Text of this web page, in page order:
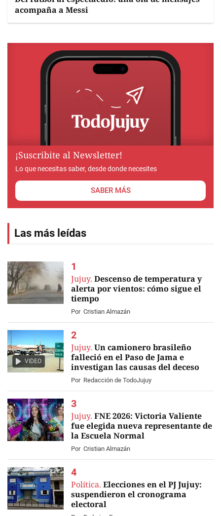
acompaña a Messi
¡Suscribite al Newsletter!
Lo que necesitas saber, desde donde necesites
SABER MÁS
Las más leídas
Jujuy. Descenso de temperatura y
alerta por vientos: cómo sigue el
tiempo
Por Cristian Almazán
VIDEO
Jujuy. Un camionero brasileño
falleció en el Paso de Jama e
investigan las causas del deceso
Por Redacción de TodoJujuy
Jujuy. FNE 2026: Victoria Valiente
fue elegida nueva representante de
la Escuela Normal
Por Cristian Almazán
Política. Elecciones en el PJ Jujuy:
suspendieron el cronograma
electoral